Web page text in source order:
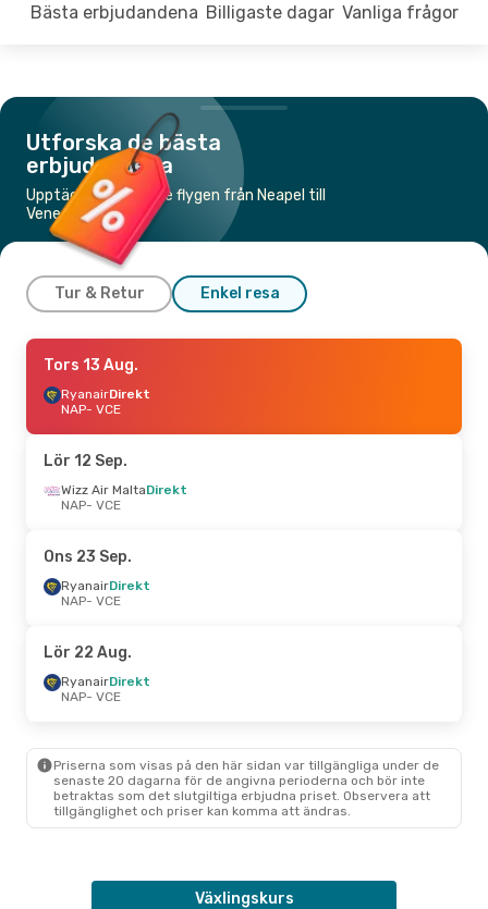
Bästa erbjudandena Billigaste dagar Vanliga frågor
Utforska de bästa
erbjudandena
Upptäck de billigaste flygen från Neapel till
Venedig
Tur & Retur Enkel resa
Tors 10 Sep.
Wizz Air MaltaDirekt
NAP- VCE
VCE- NAP
Tors 13 Aug.
RyanairDirekt
NAP- VCE
Lör 12 Sep.
Wizz Air MaltaDirekt
NAP- VCE
Ons 23 Sep.
RyanairDirekt
NAP- VCE
Lör 22 Aug.
RyanairDirekt
NAP- VCE
Priserna som visas på den här sidan var tillgängliga under de
senaste 20 dagarna för de angivna perioderna och bör inte
betraktas som det slutgiltiga erbjudna priset. Observera att
tillgänglighet och priser kan komma att ändras.
Växlingskurs